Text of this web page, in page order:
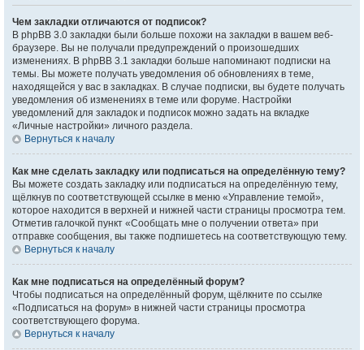
Чем закладки отличаются от подписок?
В phpBB 3.0 закладки были больше похожи на закладки в вашем веб-
браузере. Вы не получали предупреждений о произошедших
изменениях. В phpBB 3.1 закладки больше напоминают подписки на
темы. Вы можете получать уведомления об обновлениях в теме,
находящейся у вас в закладках. В случае подписки, вы будете получать
уведомления об изменениях в теме или форуме. Настройки
уведомлений для закладок и подписок можно задать на вкладке
«Личные настройки» личного раздела.
Вернуться к началу
Как мне сделать закладку или подписаться на определённую тему?
Вы можете создать закладку или подписаться на определённую тему,
щёлкнув по соответствующей ссылке в меню «Управление темой»,
которое находится в верхней и нижней части страницы просмотра тем.
Отметив галочкой пункт «Сообщать мне о получении ответа» при
отправке сообщения, вы также подпишетесь на соответствующую тему.
Вернуться к началу
Как мне подписаться на определённый форум?
Чтобы подписаться на определённый форум, щёлкните по ссылке
«Подписаться на форум» в нижней части страницы просмотра
соответствующего форума.
Вернуться к началу